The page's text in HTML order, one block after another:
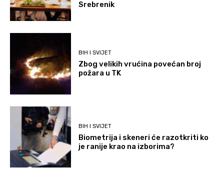
Srebrenik
BIH I SVIJET
Zbog velikih vrućina povećan broj
požara u TK
BIH I SVIJET
Biometrija i skeneri će razotkriti ko
je ranije krao na izborima?